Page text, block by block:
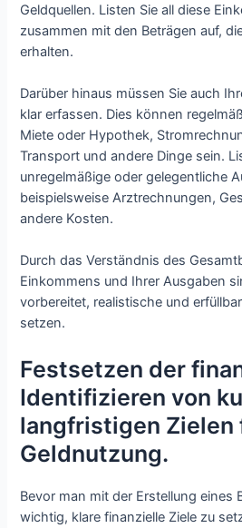
Geldquellen. Listen Sie all diese
zusammen mit den Beträgen auf,
erhalten.
Darüber hinaus müssen Sie auch
klar erfassen. Dies können
Miete oder Hypothek,
Transport und andere Dinge sein.
unregelmäßige oder gelegentliche
beispielsweise Arztrechnungen,
andere Kosten.
Durch das Verständnis des
Einkommens und Ihrer Ausgaben
vorbereitet, realistische und
setzen.
Festsetzen der
Identifizieren von
langfristigen Zielen
Geldnutzung.
Bevor man mit der Erstellung eines
wichtig, klare finanzielle Ziele zu